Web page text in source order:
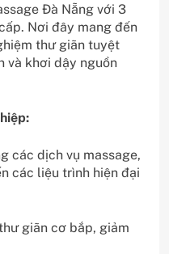
Đà Nẵng với 3
Nơi đây mang đến
thư giãn tuyệt
và khơi dậy nguồn
các dịch vụ massage,
các liệu trình hiện đại
giãn cơ bắp, giảm